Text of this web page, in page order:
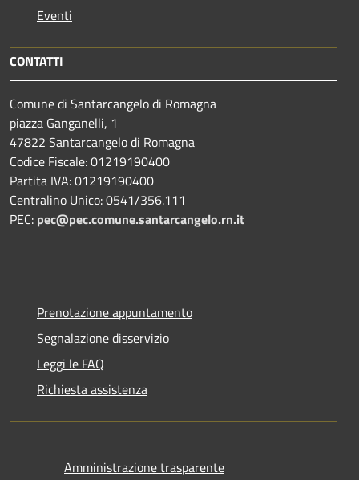
Eventi
CONTATTI
Comune di Santarcangelo di Romagna
piazza Ganganelli, 1
47822 Santarcangelo di Romagna
Codice Fiscale: 01219190400
Partita IVA: 01219190400
Centralino Unico: 0541/356.111
PEC: pec@pec.comune.santarcangelo.rn.it
Prenotazione appuntamento
Segnalazione disservizio
Leggi le FAQ
Richiesta assistenza
Amministrazione trasparente